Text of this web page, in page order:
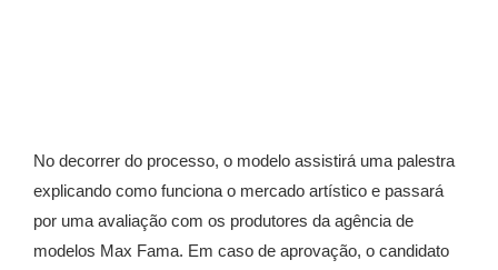
No decorrer do processo, o modelo assistirá uma palestra
explicando como funciona o mercado artístico e passará
por uma avaliação com os produtores da agência de
modelos Max Fama. Em caso de aprovação, o candidato